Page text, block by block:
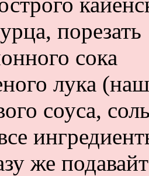
порезать
сока
лука
соуса,
же